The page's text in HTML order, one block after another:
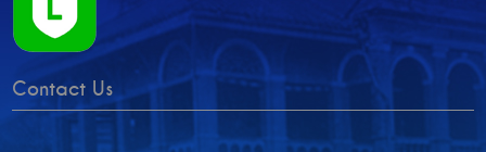
Contact Us